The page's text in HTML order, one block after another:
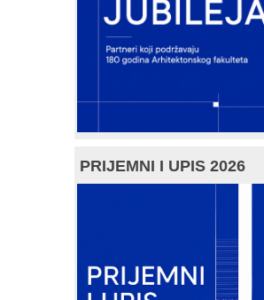
PRIJEMNI I UPIS 2026